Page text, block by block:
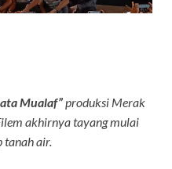
Mualaf” produksi Merak
akhirnya tayang mulai
tanah air.